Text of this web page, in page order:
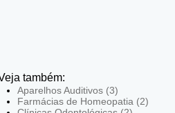
também:
Aparelhos Auditivos (3)
Farmácias de Homeopatia (2)